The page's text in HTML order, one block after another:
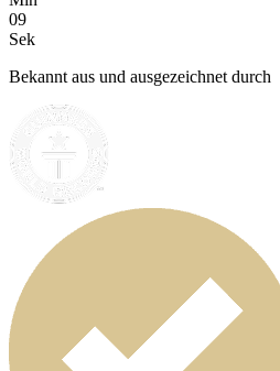
09
Sek
Bekannt aus und ausgezeichnet durch